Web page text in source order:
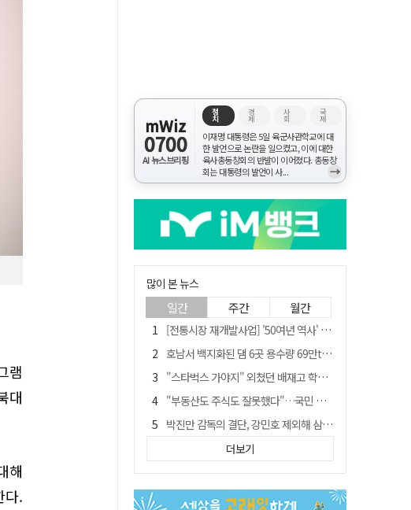
램
대
해
.
mWiz
0700
AI 뉴스브리핑
정
치
경
제
사
회
국
제
이재명 대통령은 5일 육군사관학교에 대
한 발언으로 논란을 일으켰고, 이에 대한
육사총동창회의 반발이 이어졌다. 총동창
회는 대통령의 발언이 사...
→
많이 본 뉴스
일간 주간 월간
[전통시장 재개발사업] '50여년 역사' 수성시장 자리에 25층 주상복합 들어선다
호남서 백지화된 댐 6곳 용수량 69만t… 반도체 클러스터 필요량 넘는다
"스타벅스 가야지" 외쳤던 배재고 학생 2명, 결국 중징계
"부동산도 주식도 잘못했다"…국민 절반 이상, 정부 경제정책 '부정'
박진만 감독의 결단, 강민호 제외해 삼성 라이온즈에 긴장감 불어 넣어
국민 10명 중 6명 "검찰 보완수사권 필요"…민주당 지지층도 53.8%
[전통시장 재개발사업] 신천시장 재개발, 준공 후에도 소송전
더보기